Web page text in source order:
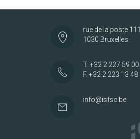
rue de la poste 111
1030 Bruxelles
T. +32 2 227 59 00
F. +32 2 223 13 48
info@isfsc.be